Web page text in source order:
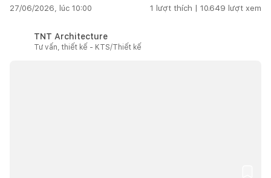
27/06/2026, lúc 10:00 1 lượt thích | 10.649 lượt xem
TNT Architecture
Tư vấn, thiết kế - KTS/Thiết kế